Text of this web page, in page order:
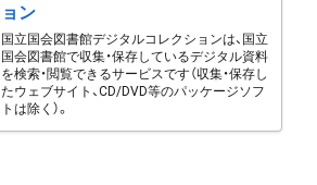
ョン
国立国会図書館デジタルコレクションは、国立
国会図書館で収集・保存しているデジタル資料
を検索・閲覧できるサービスです（収集・保存し
たウェブサイト、CD/DVD等のパッケージソフ
トは除く）。